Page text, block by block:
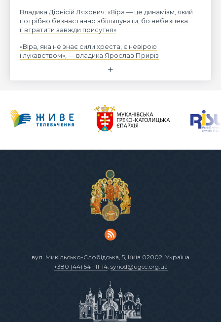
Владика Діонісій Ляхович: «Віра — це динамізм, який
потрібно безнастанно збільшувати, бо небезпека
її втратити завжди присутня»
«Віра, яка не знає сили хреста, є невірою
і лукавством», — владика Ярослав Приріз
вул. Микільсько-Слобідська, 5, Київ 02002, Україна
+380 (44) 541-11-14, synod@ugcc.org.ua